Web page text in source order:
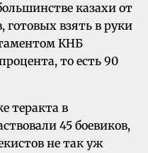
казахи от
готовых взять в руки
КНБ
то есть 90
теракта в
45 боевиков,
не так уж